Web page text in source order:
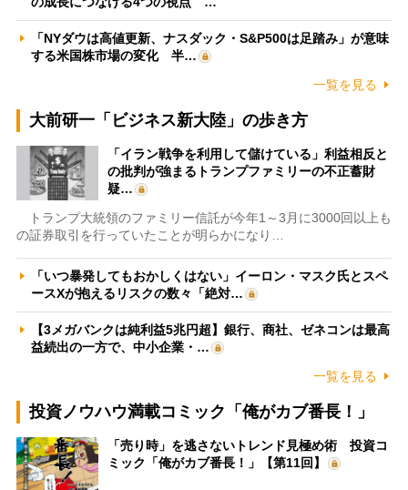
「NYダウは高値更新、ナスダック・S&P500は足踏み」が意味
する米国株市場の変化 半…
一覧を見る
大前研一「ビジネス新大陸」の歩き方
「イラン戦争を利用して儲けている」利益相反と
の批判が強まるトランプファミリーの不正蓄財
疑…
トランプ大統領のファミリー信託が今年1～3月に3000回以上も
の証券取引を行っていたことが明らかになり…
「いつ暴発してもおかしくはない」イーロン・マスク氏とスペ
ースXが抱えるリスクの数々「絶対…
【3メガバンクは純利益5兆円超】銀行、商社、ゼネコンは最高
益続出の一方で、中小企業・…
一覧を見る
投資ノウハウ満載コミック「俺がカブ番長！」
「売り時」を逃さないトレンド見極め術 投資コ
ミック「俺がカブ番長！」【第11回】